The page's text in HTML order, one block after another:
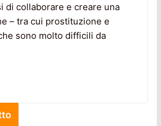
di collaborare e creare una
– tra cui prostituzione e
sono molto difficili da